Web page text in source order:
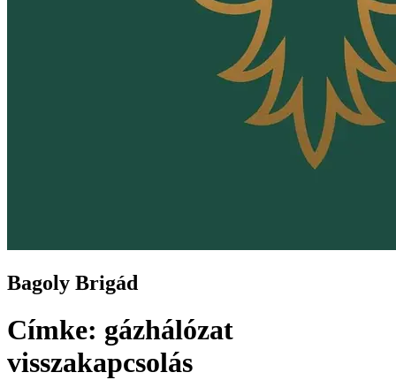
Bagoly Brigád
Címke: gázhálózat
visszakapcsolás